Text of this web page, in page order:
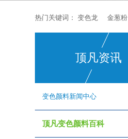
热门关键词： 变色龙 金葱粉
顶凡资讯
变色颜料新闻中心
顶凡变色颜料百科